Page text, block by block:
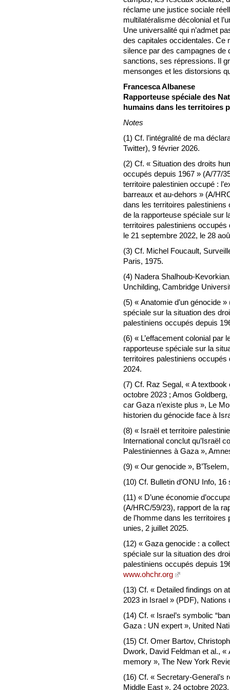
réclame une justice sociale
multilatéralisme décolonial et
Une universalité qui n’admet
des capitales occidentales. Ce
silence par des campagnes de
sanctions, ses répressions. Il
mensonges et les distorsions
Francesca Albanese
Rapporteuse spéciale des
humains dans les territoires
Notes
(1) Cf. l’intégralité de ma
Twitter), 9 février 2026.
(2) Cf. « Situation des droits
occupés depuis 1967 » (A/77/
territoire palestinien occupé :
barreaux et au-dehors » (A/
dans les territoires
de la rapporteuse spéciale sur
territoires palestiniens
le 21 septembre 2022, le 28
(3) Cf. Michel Foucault,
Paris, 1975.
(4) Nadera Shalhoub-
Unchilding, Cambridge
(5) « Anatomie d’un génocide
spéciale sur la situation des
palestiniens occupés depuis
(6) « L’effacement colonial par
rapporteuse spéciale sur la
territoires palestiniens
2024.
(7) Cf. Raz Segal, « A
octobre 2023 ; Amos
car Gaza n’existe plus », Le
historien du génocide face à
(8) « Israël et territoire
International conclut qu’Israël
Palestiniennes à Gaza »,
(9) « Our genocide »,
(10) Cf. Bulletin d’ONU Info,
(11) « D’une économie
(A/HRC/59/23), rapport de la
de l’homme dans les
unies, 2 juillet 2025.
(12) « Gaza genocide : a
spéciale sur la situation des
palestiniens occupés depuis
www.ohchr.org
(13) Cf. « Detailed findings on
2023 in Israel » (PDF), Nations
(14) Cf. « Israel’s symbolic
Gaza : UN expert », United
(15) Cf. Omer Bartov,
Dwork, David Feldman et al.,
memory », The New York
(16) Cf. « Secretary-
Middle East », 24 octobre 2023.